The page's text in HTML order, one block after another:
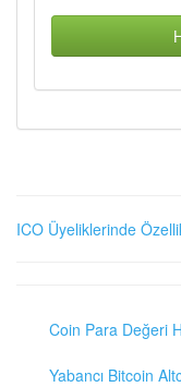
ICO Üyeliklerinde
Coin Para Değeri
Yabancı Bitcoin